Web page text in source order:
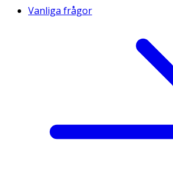
Vanliga frågor